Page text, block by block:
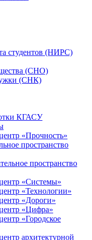
студентов (НИРС)
(СНО)
(СНК)
КГАСУ
«Прочность»
пространство
пространство
«Системы»
«Технологии»
«Дороги»
«Цифра»
«Городское
архитектурной